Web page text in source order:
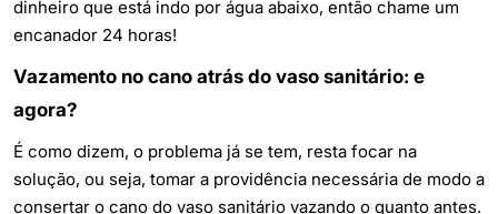
dinheiro que está indo por água abaixo, então chame um
encanador 24 horas!
Vazamento no cano atrás do vaso sanitário: e
agora?
É como dizem, o problema já se tem, resta focar na
solução, ou seja, tomar a providência necessária de modo a
consertar o cano do vaso sanitário vazando o quanto antes.